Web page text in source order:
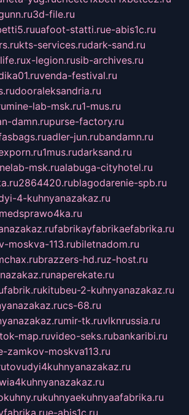
3d-file.ru
uafoot-statti.rue-abis1c.ru
kts-services.rudark-sand.ru
x-legion.rusib-archives.ru
venda-festival.ru
dooraleksandria.ru
mine-lab-msk.ru1-mus.ru
damn.rupurse-factory.ru
adler-jun.rubandamn.ru
1mus.rudarksand.ru
msk.rualabuga-cityhotel.ru
2864420.rublagodarenie-spb.ru
4-kuhnyanazakaz.ru
medsprawo4ka.ru
fabrikayfabrikaefabrika.ru
moskva-113.rubiletnadom.ru
brazzers-hd.ruz-host.ru
naperekate.ru
kitubeu-2-kuhnyanazakaz.ru
cs-68.ru
mir-tk.ruvlknrussia.ru
map.ruvideo-seks.rubankaribi.ru
zamkov-moskva113.ru
tovudyi4kuhnyanazakaz.ru
kuhnyaekuhnyaafabrika.ru
e-abis1c.ru